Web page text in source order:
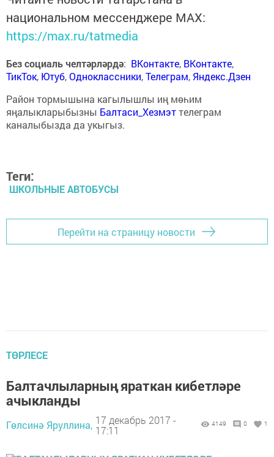
национальном мессенджере MАХ:
https://max.ru/tatmedia
Без социаль челтәрләрдә: ВКонтакте, ВКонтакте,
ТикТок, Ютуб,Одноклассники,Телеграм, Яндекс.Дзен
Район тормышына кагылышлы иң мөһим
яңалыкларыбызны Балтаси_Хезмэттелеграм
каналыбызда да укыгыз.
Теги:
ШКОЛЬНЫЕ АВТОБУСЫ
Перейти на страницу новости
ТӨРЛЕСЕ
Балтачлыларның яраткан кибетләре
ачыкланды
Гөлсинә Яруллина, 17 декабрь 2017 -
17:11
4149 0 1